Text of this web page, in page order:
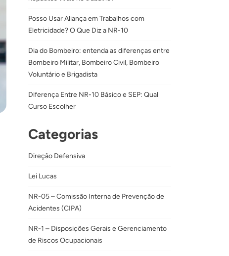
Posso Usar Aliança em Trabalhos com
Eletricidade? O Que Diz a NR-10
Dia do Bombeiro: entenda as diferenças entre
Bombeiro Militar, Bombeiro Civil, Bombeiro
Voluntário e Brigadista
Diferença Entre NR-10 Básico e SEP: Qual
Curso Escolher
Categorias
Direção Defensiva
Lei Lucas
NR-05 – Comissão Interna de Prevenção de
Acidentes (CIPA)
NR-1 – Disposições Gerais e Gerenciamento
de Riscos Ocupacionais